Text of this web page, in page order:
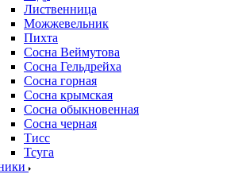
Лиственница
Можжевельник
Пихта
Сосна Веймутова
Сосна Гельдрейха
Сосна горная
Сосна крымская
Сосна обыкновенная
Сосна черная
Тисс
Тсуга